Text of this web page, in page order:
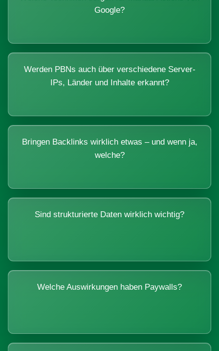
Google?
Werden PBNs auch über verschiedene Server-
IPs, Länder und Inhalte erkannt?
Bringen Backlinks wirklich etwas – und wenn ja,
welche?
Sind strukturierte Daten wirklich wichtig?
Welche Auswirkungen haben Paywalls?